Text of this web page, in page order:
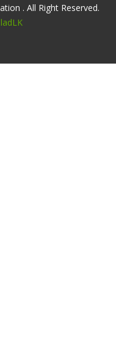
. All Right Reserved.